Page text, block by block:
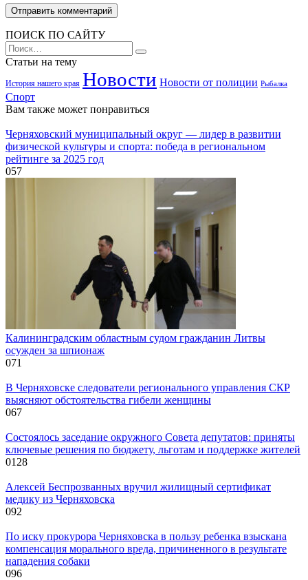
ПОИСК ПО САЙТУ
Search
for:
Статьи на тему
История нашего края Новости Новости от полиции Рыбалка
Спорт
Вам также может понравиться
Черняховский муниципальный округ — лидер в развитии
физической культуры и спорта: победа в региональном
рейтинге за 2025 год
057
Калининградским областным судом гражданин Литвы
осужден за шпионаж
071
В Черняховске следователи регионального управления СКР
выясняют обстоятельства гибели женщины
067
Состоялось заседание окружного Совета депутатов: приняты
ключевые решения по бюджету, льготам и поддержке жителей
0128
Алексей Беспрозванных вручил жилищный сертификат
медику из Черняховска
092
По иску прокурора Черняховска в пользу ребенка взыскана
компенсация морального вреда, причиненного в результате
нападения собаки
096